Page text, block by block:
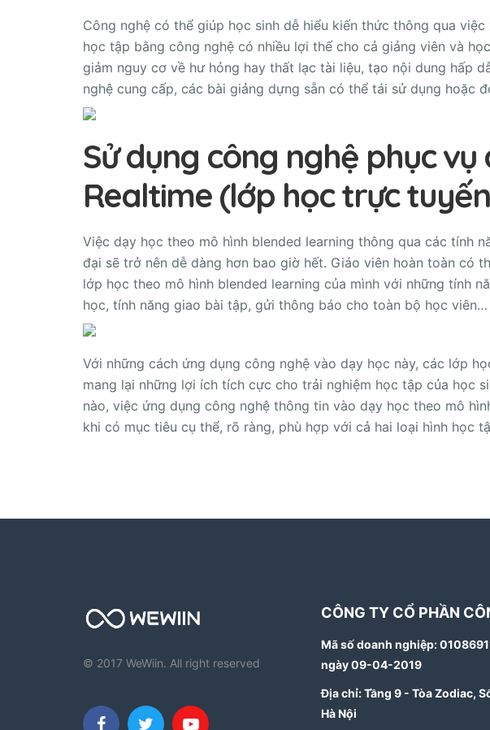
Công nghệ có thể giúp học sinh dễ hiểu kiến thức thông qua
học tập bằng công nghệ có nhiều lợi thế cho cả giảng viên và
giảm nguy cơ về hư hỏng hay thất lạc tài liệu, tạo nội dung hấp
nghệ cung cấp, các bài giảng dựng sẵn có thể tái sử dụng hoặc
Sử dụng công nghệ phục
Realtime (lớp học trực
Việc dạy học theo mô hình blended learning thông qua các tính
đại sẽ trở nên dễ dàng hơn bao giờ hết. Giáo viên hoàn toàn có
lớp học theo mô hình blended learning của mình với những tính
học, tính năng giao bài tập, gửi thông báo cho toàn bộ học viên…
Với những cách ứng dụng công nghệ vào dạy học này, các lớp
mang lại những lợi ích tích cực cho trải nghiệm học tập của học
nào, việc ứng dụng công nghệ thông tin vào dạy học theo mô
khi có mục tiêu cụ thể, rõ ràng, phù hợp với cả hai loại hình học
© 2017 WeWiin. All right reserved
CÔNG TY CỔ PHẦN
Mã số doanh nghiệp:
ngày 09-04-2019
Địa chỉ: Tầng 9 - Tòa Zodiac,
Hà Nội